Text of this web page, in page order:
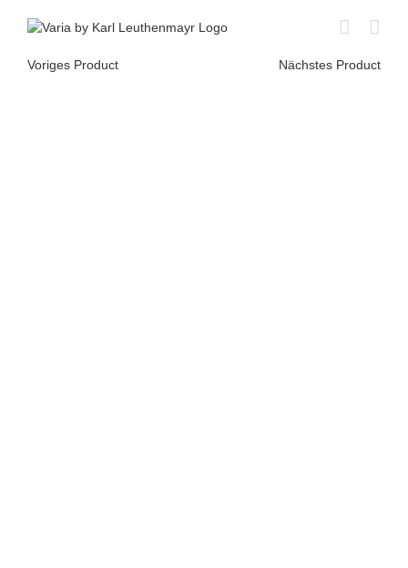
Voriges Product
Nächstes Product